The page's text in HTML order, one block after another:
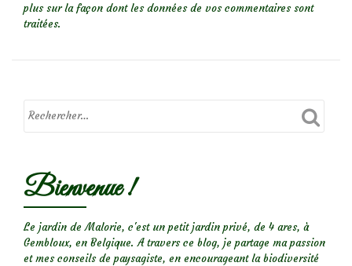
plus sur la façon dont les données de vos commentaires sont
traitées.
Bienvenue !
Le jardin de Malorie, c'est un petit jardin privé, de 4 ares, à
Gembloux, en Belgique. A travers ce blog, je partage ma passion
et mes conseils de paysagiste, en encourageant la biodiversité